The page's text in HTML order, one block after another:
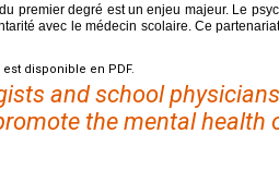
premier degré est un enjeu majeur. Le
avec le médecin scolaire. Ce
disponible en PDF.
and school
the mental health